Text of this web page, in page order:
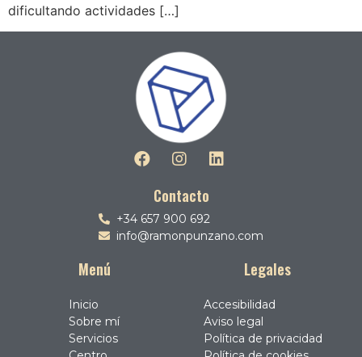
dificultando actividades […]
Contacto
+34 657 900 692
info@ramonpunzano.com
Menú
Inicio
Sobre mí
Servicios
Legales
Accesibilidad
Aviso legal
Política de privacidad